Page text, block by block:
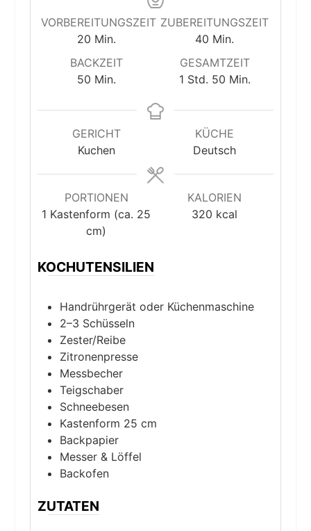
VORBEREITUNGSZEIT
20Minuten
Min.
ZUBEREITUNGSZEIT
40 Minuten
Min.
BACKZEIT
50Minuten
Min.
GESAMTZEIT
1Stunde
Std. 50Minuten
Min.
GERICHT
Kuchen
KÜCHE
Deutsch
PORTIONEN
1 Kastenform (ca. 25
cm)
KALORIEN
320 kcal
KOCHUTENSILIEN
Handrührgerät oder Küchenmaschine
2–3 Schüsseln
Zester/Reibe
Zitronenpresse
Messbecher
Teigschaber
Schneebesen
Kastenform 25 cm
Backpapier
Messer & Löffel
Backofen
ZUTATEN